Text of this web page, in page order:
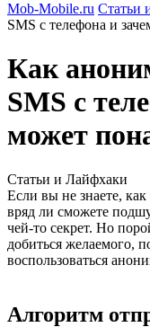
Mob-Mobile.ru Статьи
SMS с телефона и
Как
SMS с
может
Статьи и Лайфхаки
Если вы не знаете,
вряд ли сможете
чей-то секрет. Но
добиться желаемого,
воспользоваться
Алгоритм